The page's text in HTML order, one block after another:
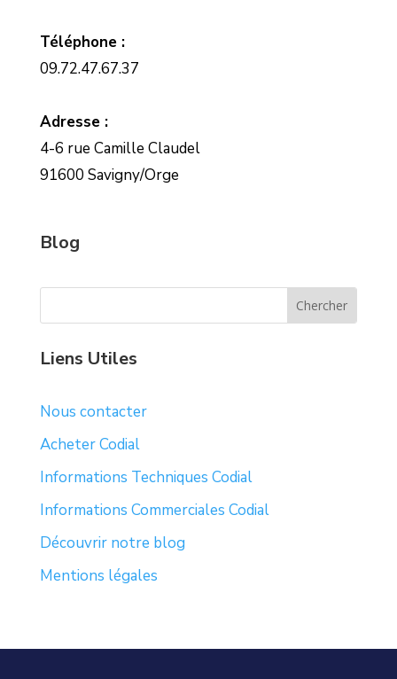
Téléphone :
09.72.47.67.37
Adresse :
4-6 rue Camille Claudel
91600 Savigny/Orge
Blog
Liens Utiles
Nous contacter
Acheter Codial
Informations Techniques Codial
Informations Commerciales Codial
Découvrir notre blog
Mentions légales